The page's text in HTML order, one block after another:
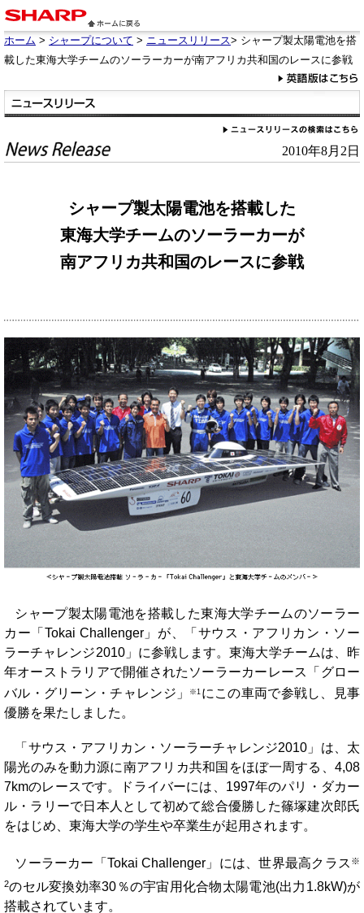
ホーム > シャープについて > ニュースリリース> シャープ製太陽電池を搭
載した東海大学チームのソーラーカーが南アフリカ共和国のレースに参戦
2010年8月2日
シャープ製太陽電池を搭載した
東海大学チームのソーラーカーが
南アフリカ共和国のレースに参戦
シャープ製太陽電池を搭載した東海大学チームのソーラー
カー「Tokai Challenger」が、「サウス・アフリカン・ソー
ラーチャレンジ2010」に参戦します。東海大学チームは、昨
年オーストラリアで開催されたソーラーカーレース「グロー
バル・グリーン・チャレンジ」
※1 にこの車両で参戦し、見事
優勝を果たしました。
「サウス・アフリカン・ソーラーチャレンジ2010」は、太
陽光のみを動力源に南アフリカ共和国をほぼ一周する、4,08
7kmのレースです。ドライバーには、1997年のパリ・ダカー
ル・ラリーで日本人として初めて総合優勝した篠塚建次郎氏
をはじめ、東海大学の学生や卒業生が起用されます。
ソーラーカー「Tokai Challenger」には、世界最高クラス ※
2のセル変換効率30％の宇宙用化合物太陽電池(出力1.8kW)が
搭載されています。